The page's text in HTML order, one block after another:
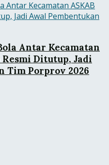
Antar Kecamatan
Resmi Ditutup, Jadi
Tim Porprov 2026